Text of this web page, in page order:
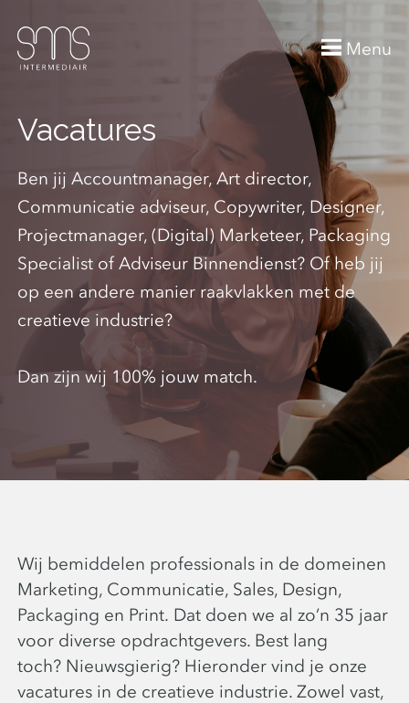
Menu
Vacatures
Ben jij Accountmanager, Art director,
Communicatie adviseur, Copywriter, Designer,
Projectmanager, (Digital) Marketeer, Packaging
Specialist of Adviseur Binnendienst? Of heb jij
op een andere manier raakvlakken met de
creatieve industrie?
Dan zijn wij 100% jouw match.
Wij bemiddelen professionals in de domeinen
Marketing, Communicatie, Sales, Design,
Packaging en Print. Dat doen we al zo’n 35 jaar
voor diverse opdrachtgevers. Best lang
toch? Nieuwsgierig? Hieronder vind je onze
vacatures in de creatieve industrie. Zowel vast,